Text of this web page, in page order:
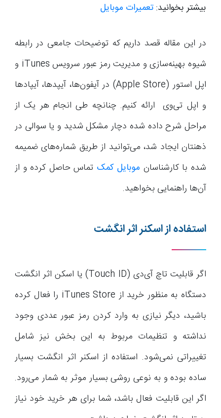
بیشتر بخوانید: تعمیرات موبایل
در این مقاله قصد داریم که توضیحات جامعی در رابطه
شیوه بهینه‌سازی و مدیریت رمز عبور سرویس iTunes و
اپل استور (Apple Store) در آیفون‌ها، آیپدها، آیپادها
و اپل تی‌وی ارائه کنیم. چنانچه طی انجام هر یک از
مراحل شرح داده شده دچار مشکل شدید و یا سوالی در
ذهنتان ایجاد شد، می‌توانید از طریق شماره‌های ضمیمه
شده با کارشناسان موبایل کمک تماس حاصل کرده و از
آن‌ها راهنمایی بخواهید.
استفاده از اسکنر اثر انگشت
اگر قابلیت تاچ آی‌دی (Touch ID) یا اسکن اثر انگشت
دستگاه به منظور خرید از iTunes Store را فعال کرده
باشید، دیگر نیازی به وارد کردن رمز عبور عددی وجود
نداشته و تنظیمات مربوط به این بخش نیز شامل
تغییراتی نمی‌شود. استفاده از اسکنر اثر انگشت بسیار
ساده بوده و به نوعی روشی بسیار موثر به شمار می‌رود.
اگر این قابلیت فعال باشد، شما برای هر خرید خود نیاز